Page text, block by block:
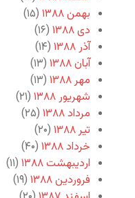
بهمن ۱۳۸۸
(۱۵)
دی ۱۳۸۸
(۱۶)
آذر ۱۳۸۸
(۱۴)
آبان ۱۳۸۸
(۱۳)
مهر ۱۳۸۸
(۱۳)
شهریور ۱۳۸۸
(۲۱)
مرداد ۱۳۸۸
(۲۵)
تیر ۱۳۸۸
(۲۰)
خرداد ۱۳۸۸
(۴۰)
اردیبهشت ۱۳۸۸
(۱۱)
فروردین ۱۳۸۸
(۱۹)